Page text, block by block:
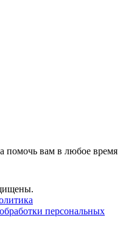
помочь вам в любое время
персональных